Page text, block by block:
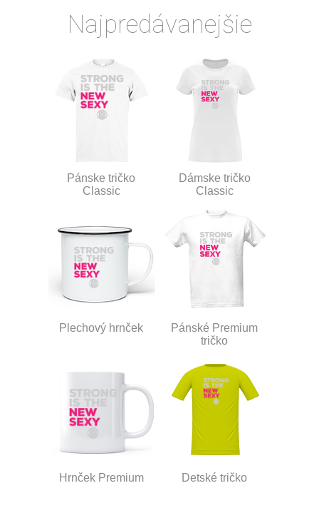
Najpredávanejšie
Pánske tričko
Classic
Dámske tričko
Classic
Plechový hrnček
Pánské Premium
tričko
Hrnček Premium Detské tričko